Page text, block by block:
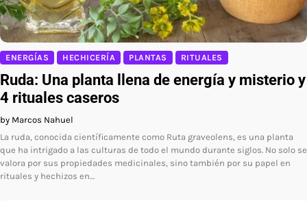
ENERGÍAS HECHICERÍA PLANTAS RITUALES
Ruda: Una planta llena de energía y misterio y
4 rituales caseros
by Marcos Nahuel
La ruda, conocida científicamente como Ruta graveolens, es una planta
que ha intrigado a las culturas de todo el mundo durante siglos. No solo se
valora por sus propiedades medicinales, sino también por su papel en
rituales y hechizos en…